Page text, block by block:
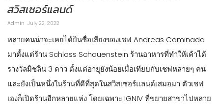
สวิสเซอร์แลนด์
Admin July 22, 2022
หลายคนน่าจะเคยได้ยินชื่อเสียงของเชฟ Andreas Caminada
มาตั้งแต่ร้าน Schloss Schauenstein ร้านอาหารที่ทำให้เค้าได้
รางวัลมิชลิน 3 ดาว ตั้งแต่อายุยังน้อยเมื่อเทียบกับเชฟหลายๆ คน
และยังเป็นหนึ่งในร้านที่ดีที่สุดในสวิสเซอร์แลนด์เสมอมา ตัวเชฟ
เองก็เปิดร้านอีกหลายแห่ง โดยเฉพาะ IGNIV ที่ขยายสาขาไปหลาย